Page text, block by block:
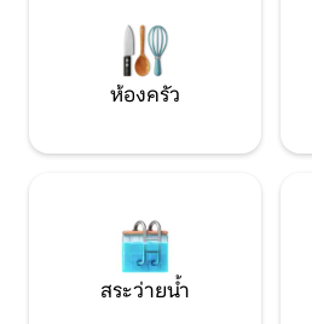
ห้องครัว
สระว่ายน้ำ